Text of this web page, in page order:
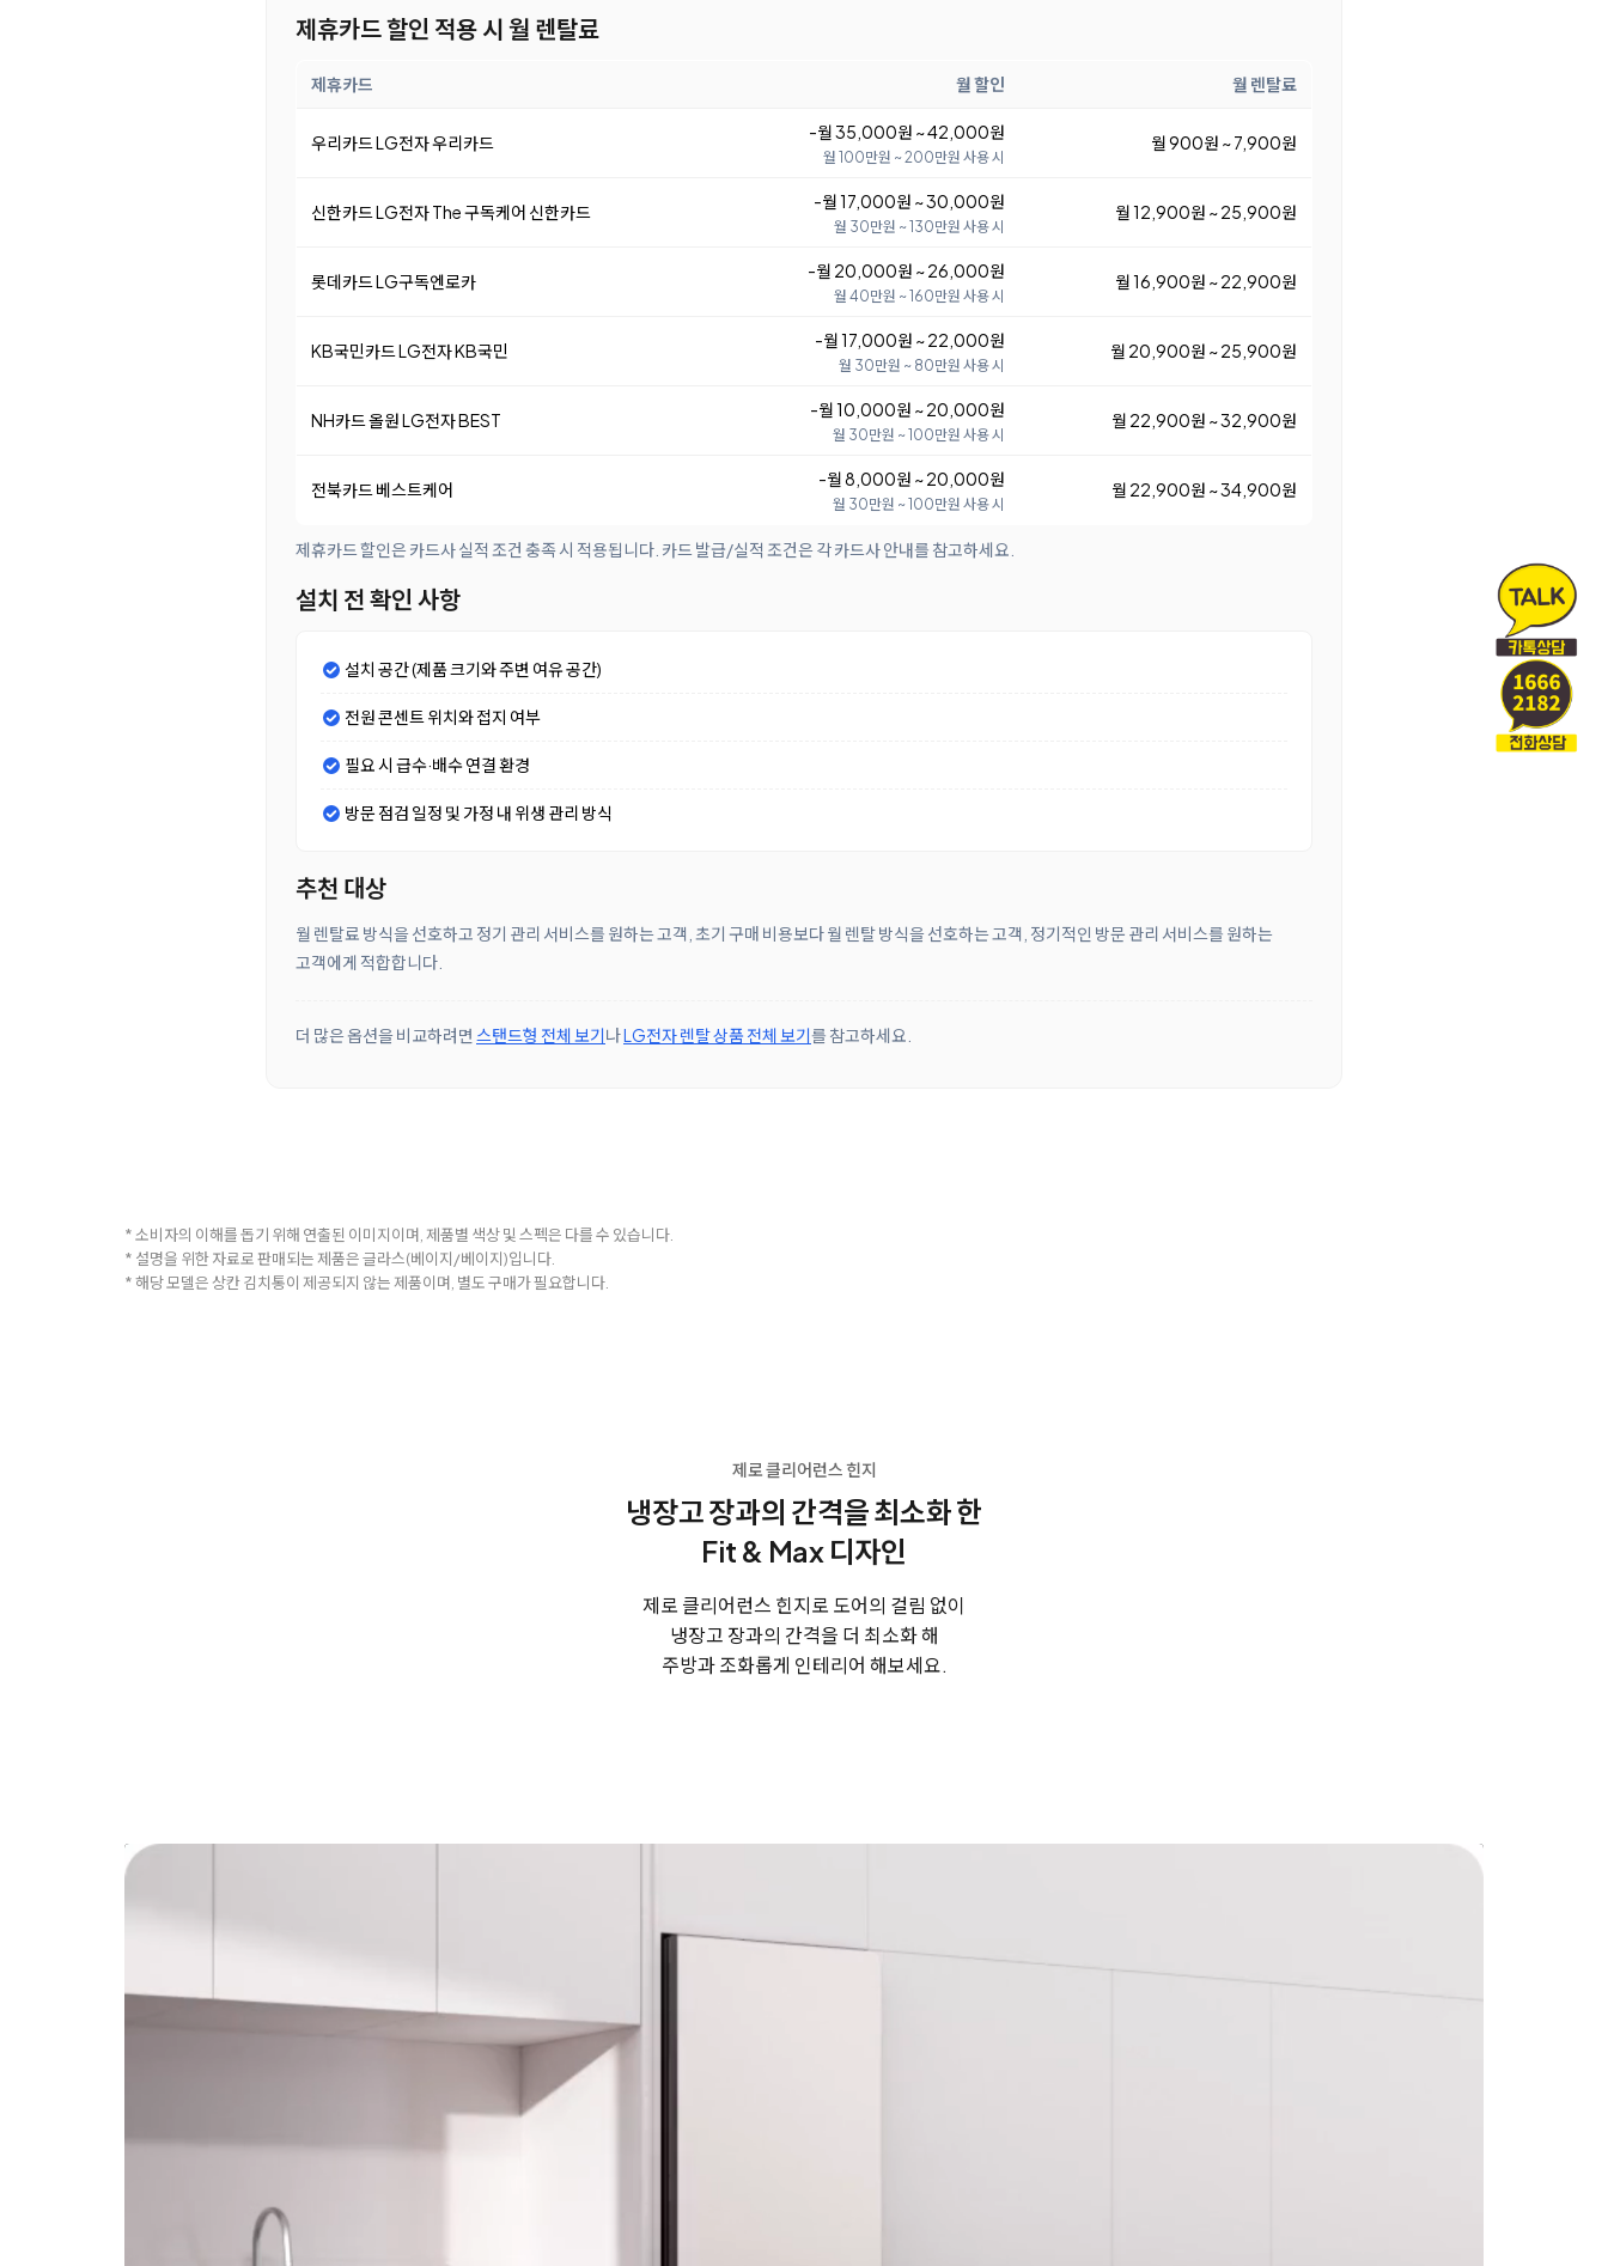
제휴카드 할인 적용 시 월 렌탈료
제휴카드 월 할인 월 렌탈료
우리카드 LG전자 우리카드 -월 35,000원 ~ 42,000원
월 100만원 ~ 200만원 사용 시
월 900원 ~ 7,900원
신한카드 LG전자 The 구독케어 신한카드 -월 17,000원 ~ 30,000원
월 30만원 ~ 130만원 사용 시
월 12,900원 ~ 25,900원
롯데카드 LG구독엔로카 -월 20,000원 ~ 26,000원
월 40만원 ~ 160만원 사용 시
월 16,900원 ~ 22,900원
KB국민카드 LG전자 KB국민 -월 17,000원 ~ 22,000원
월 30만원 ~ 80만원 사용 시
월 20,900원 ~ 25,900원
NH카드 올원 LG전자 BEST -월 10,000원 ~ 20,000원
월 30만원 ~ 100만원 사용 시
월 22,900원 ~ 32,900원
전북카드 베스트케어 -월 8,000원 ~ 20,000원
월 30만원 ~ 100만원 사용 시
월 22,900원 ~ 34,900원
제휴카드 할인은 카드사 실적 조건 충족 시 적용됩니다. 카드 발급/실적 조건은 각 카드사 안내를 참고하세요.
설치 전 확인 사항
설치 공간 (제품 크기와 주변 여유 공간)
전원 콘센트 위치와 접지 여부
필요 시 급수·배수 연결 환경
방문 점검 일정 및 가정 내 위생 관리 방식
추천 대상
월 렌탈료 방식을 선호하고 정기 관리 서비스를 원하는 고객, 초기 구매 비용보다 월 렌탈 방식을 선호하는 고객, 정기적인 방문 관리 서비스를 원하는
고객에게 적합합니다.
더 많은 옵션을 비교하려면 스탠드형 전체 보기나LG전자 렌탈 상품 전체 보기를 참고하세요.
* 소비자의 이해를 돕기 위해 연출된 이미지이며, 제품별 색상 및 스펙은 다를 수 있습니다.
* 설명을 위한 자료로 판매되는 제품은 글라스(베이지/베이지)입니다.
* 해당 모델은 상칸 김치통이 제공되지 않는 제품이며, 별도 구매가 필요합니다.
제로 클리어런스 힌지
냉장고 장과의 간격을최소화 한
Fit & Max 디자인
제로 클리어런스 힌지로 도어의 걸림 없이
냉장고 장과의 간격을 더 최소화 해
주방과 조화롭게 인테리어 해보세요.